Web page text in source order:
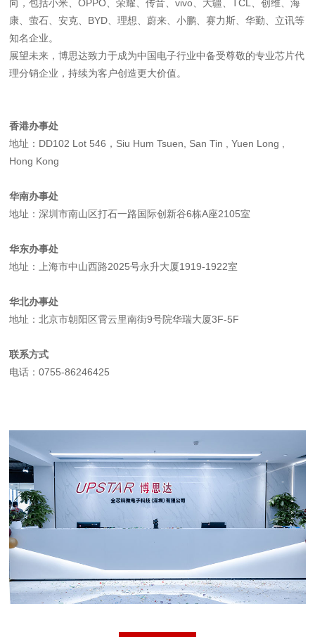
向，包括小米、OPPO、荣耀、传音、vivo、大疆、TCL、创维、海
康、萤石、安克、BYD、理想、蔚来、小鹏、赛力斯、华勤、立讯等
知名企业。
展望未来，博思达致力于成为中国电子行业中备受尊敬的专业芯片代
理分销企业，持续为客户创造更大价值。
香港办事处
地址：DD102 Lot 546，Siu Hum Tsuen, San Tin , Yuen Long ,
Hong Kong
华南办事处
地址：深圳市南山区打石一路国际创新谷6栋A座2105室
华东办事处
地址：上海市中山西路2025号永升大厦1919-1922室
华北办事处
地址：北京市朝阳区霄云里南街9号院华瑞大厦3F-5F
联系方式
电话：0755-86246425